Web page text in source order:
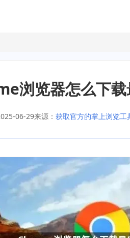
浏览器怎么下
06-29来源： 获取官方的掌上浏览